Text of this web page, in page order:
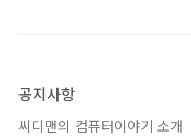
공지사항
씨디맨의 컴퓨터이야기 소개